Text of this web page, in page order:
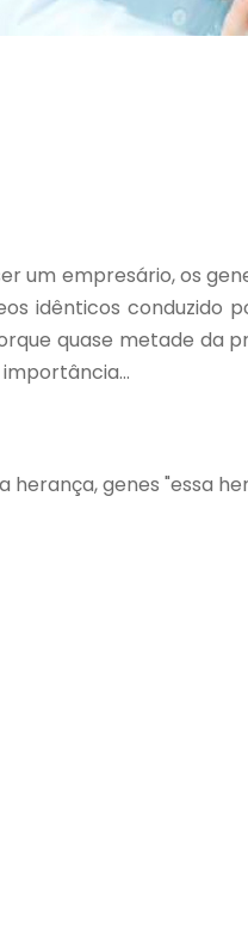
um empresário, os
idênticos conduzido
quase metade da
herança, genes "essa